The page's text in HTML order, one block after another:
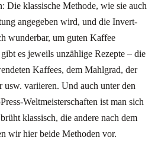
Die klassische Methode, wie sie auch
angegeben wird, und die Invert-
wunderbar, um guten Kaffee
es jeweils unzählige Rezepte – die
Kaffees, dem Mahlgrad, der
usw. variieren. Und auch unter den
Weltmeisterschaften ist man sich
klassisch, die andere nach dem
wir hier beide Methoden vor.